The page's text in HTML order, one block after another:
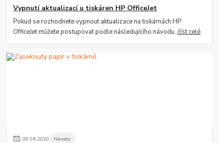
Vypnutí aktualizací u tiskáren HP OfficeJet
Pokud se rozhodnete vypnout aktualizace na tiskárnách HP
OfficeJet můžete postupovat podle následujícího návodu.číst celé
08.06.2020 Návody